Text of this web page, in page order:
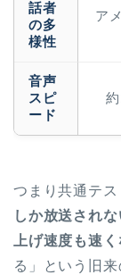
話者
の多
様性
ア
音声
スピ
ード
つまり共通テス
しか放送され
上げ速度も速
る」という旧